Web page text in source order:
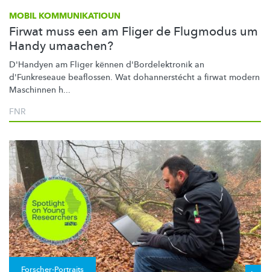
MOBIL KOMMUNIKATIOUN
Firwat muss een am Fliger de Flugmodus um
Handy umaachen?
D'Handyen am Fliger kënnen d'Bordelektronik an
d'Funkreseaue beaflossen. Wat dohannerstécht a firwat modern
Maschinnen h...
FNR
Forscher-Portraits